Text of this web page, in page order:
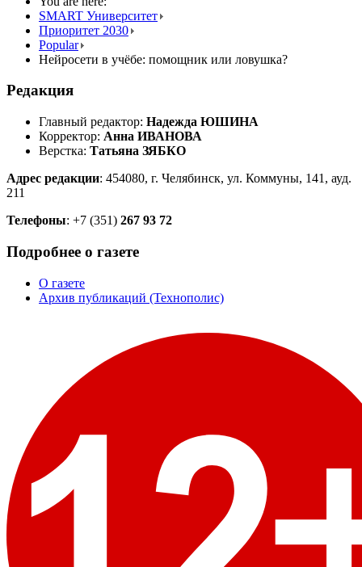
SMART Университет
Приоритет 2030
Popular
Нейросети в учёбе: помощник или ловушка?
Редакция
Главный редактор: Надежда ЮШИНА
Корректор: Анна ИВАНОВА
Верстка: Татьяна ЗЯБКО
Адрес редакции: 454080, г. Челябинск, ул. Коммуны, 141, ауд.
211
Телефоны: +7 (351) 267 93 72
Подробнее о газете
О газете
Архив публикаций (Технополис)